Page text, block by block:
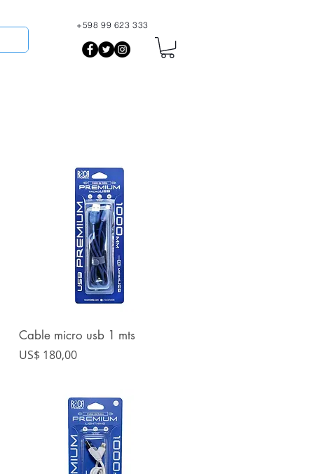
+598 99 623 333
Vista rápida
Cable micro usb 1 mts
Precio
US$ 180,00